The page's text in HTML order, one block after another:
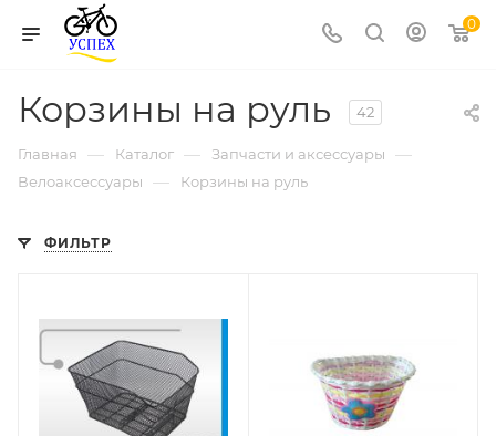
0
Корзины на руль 42
Главная — Каталог — Запчасти и аксессуары —
Велоаксессуары — Корзины на руль
ФИЛЬТР